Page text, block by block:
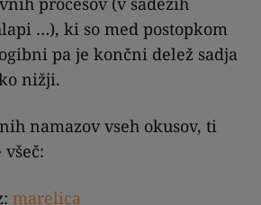
…), ki so med postopkom
pa je končni delež sadja
nižji.
namazov vseh okusov, ti
všeč:
marelica